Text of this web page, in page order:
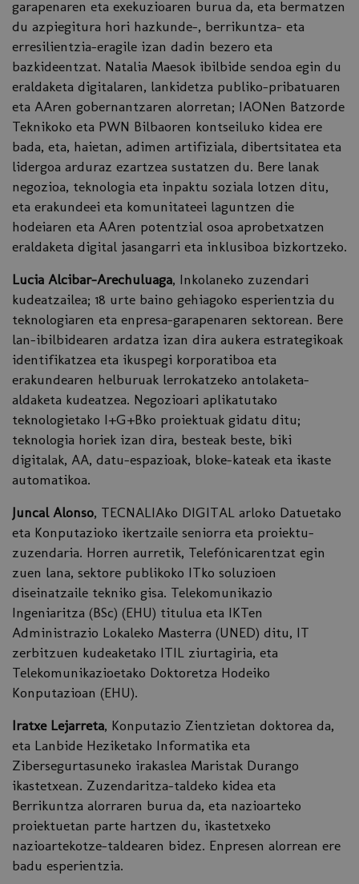
garapenaren eta exekuzioaren burua da, eta bermatzen
du azpiegitura hori hazkunde-, berrikuntza- eta
erresilientzia-eragile izan dadin bezero eta
bazkideentzat. Natalia Maesok ibilbide sendoa egin du
eraldaketa digitalaren, lankidetza publiko-pribatuaren
eta AAren gobernantzaren alorretan; IAONen Batzorde
Teknikoko eta PWN Bilbaoren kontseiluko kidea ere
bada, eta, haietan, adimen artifiziala, dibertsitatea eta
lidergoa arduraz ezartzea sustatzen du. Bere lanak
negozioa, teknologia eta inpaktu soziala lotzen ditu,
eta erakundeei eta komunitateei laguntzen die
hodeiaren eta AAren potentzial osoa aprobetxatzen
eraldaketa digital jasangarri eta inklusiboa bizkortzeko.
Lucia Alcibar-Arechuluaga, Inkolaneko zuzendari
kudeatzailea; 18 urte baino gehiagoko esperientzia du
teknologiaren eta enpresa-garapenaren sektorean. Bere
lan-ibilbidearen ardatza izan dira aukera estrategikoak
identifikatzea eta ikuspegi korporatiboa eta
erakundearen helburuak lerrokatzeko antolaketa-
aldaketa kudeatzea. Negozioari aplikatutako
teknologietako I+G+Bko proiektuak gidatu ditu;
teknologia horiek izan dira, besteak beste, biki
digitalak, AA, datu-espazioak, bloke-kateak eta ikaste
automatikoa.
Juncal Alonso, TECNALIAko DIGITAL arloko Datuetako
eta Konputazioko ikertzaile seniorra eta proiektu-
zuzendaria. Horren aurretik, Telefónicarentzat egin
zuen lana, sektore publikoko ITko soluzioen
diseinatzaile tekniko gisa. Telekomunikazio
Ingeniaritza (BSc) (EHU) titulua eta IKTen
Administrazio Lokaleko Masterra (UNED) ditu, IT
zerbitzuen kudeaketako ITIL ziurtagiria, eta
Telekomunikazioetako Doktoretza Hodeiko
Konputazioan (EHU).
Iratxe Lejarreta, Konputazio Zientzietan doktorea da,
eta Lanbide Heziketako Informatika eta
Zibersegurtasuneko irakaslea Maristak Durango
ikastetxean. Zuzendaritza-taldeko kidea eta
Berrikuntza alorraren burua da, eta nazioarteko
proiektuetan parte hartzen du, ikastetxeko
nazioartekotze-taldearen bidez. Enpresen alorrean ere
badu esperientzia.